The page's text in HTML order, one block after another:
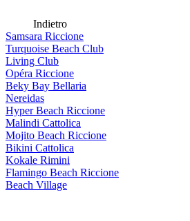
Indietro
Samsara Riccione
Turquoise Beach Club
Living Club
Opéra Riccione
Beky Bay Bellaria
Nereidas
Hyper Beach Riccione
Malindi Cattolica
Mojito Beach Riccione
Bikini Cattolica
Kokale Rimini
Flamingo Beach Riccione
Beach Village